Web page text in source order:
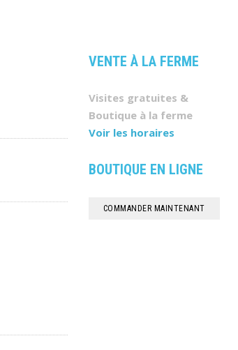
VENTE À LA FERME
Visites gratuites &
Boutique à la ferme
Voir les horaires
BOUTIQUE EN LIGNE
COMMANDER MAINTENANT